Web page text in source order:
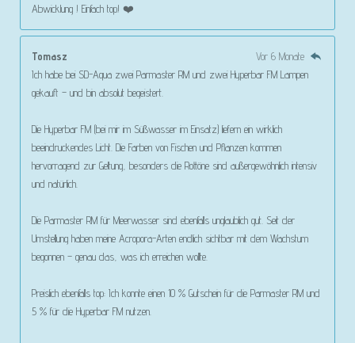
Abwicklung ! Einfach top! ❤️
Tomasz
Vor 6 Monate
Ich habe bei SD-Aqua zwei Parmaster RM und zwei Hyperbar FM Lampen
gekauft – und bin absolut begeistert.
Die Hyperbar FM (bei mir im Süßwasser im Einsatz) liefern ein wirklich
beeindruckendes Licht. Die Farben von Fischen und Pflanzen kommen
hervorragend zur Geltung, besonders die Rottöne sind außergewöhnlich intensiv
und natürlich.
Die Parmaster RM für Meerwasser sind ebenfalls unglaublich gut. Seit der
Umstellung haben meine Acropora-Arten endlich sichtbar mit dem Wachstum
begonnen – genau das, was ich erreichen wollte.
Preislich ebenfalls top: Ich konnte einen 10 % Gutschein für die Parmaster RM und
5 % für die Hyperbar FM nutzen.